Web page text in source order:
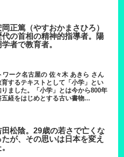
岡正篤（やすおかまさひろ）
代の首相の精神的指導者。陽
学者で教育者。
ワーク名古屋の 佐々木 あきら さん
するテキストとして「小学」とい
ました。「小学」とは今から800年
経をはじめとする古い書物...
田松陰。29歳の若さで亡くな
たが、その思いは日本を変え